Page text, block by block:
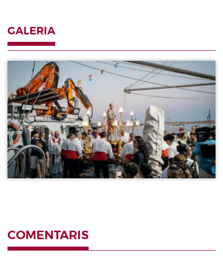
Temes de les Corts Valencianes
Corts Forals
Altres publicacions
Informació i venda
GALERIA
Galeria
COMENTARIS